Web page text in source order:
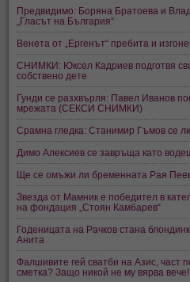
Предвидимо: Боряна Братоева и
„Гласът на България“
Венета от „Ергенът“ пребита и
СНИМКИ: Юксел Кадриев подготвя
собствено дете
Гунди се разхвърля: Павел Иванов
мрежата (СЕКСИ СНИМКИ)
Срамна гледка: Станимир Гъмов се
Димо Алексиев се завръща като
Ще се омъжи ли бременната Рая
Звезда от Мамник е победител в
на фондация „Стоян Камбарев“
Годеницата на Рачков стана
Анита
Фалшивите гей сватби на Азис, част
сметка? Защо никой не му вярва вече!